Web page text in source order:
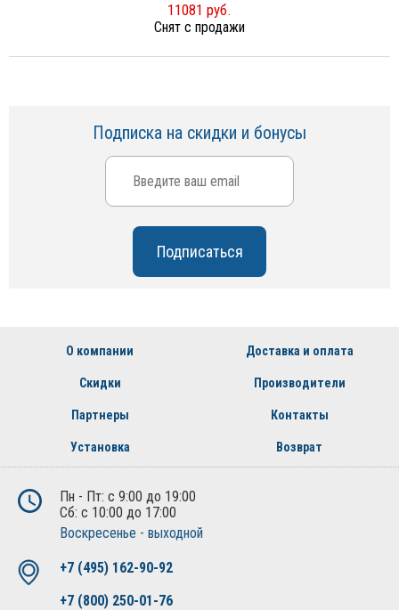
11081 руб.
Снят с продажи
Подписка на скидки и бонусы
О компании Доставка и оплата
Скидки Производители
Партнеры Контакты
Установка Возврат
Пн - Пт: с 9:00 до 19:00
Сб: с 10:00 до 17:00
Воскресенье - выходной
+7 (495) 162-90-92
+7 (800) 250-01-76